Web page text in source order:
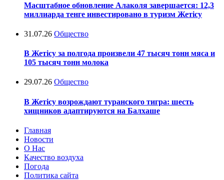
Масштабное обновление Алаколя завершается: 12,3
миллиарда тенге инвестировано в туризм Жетісу
31.07.26 Общество
В Жетісу за полгода произвели 47 тысяч тонн мяса и
105 тысяч тонн молока
29.07.26 Общество
В Жетісу возрождают туранского тигра: шесть
хищников адаптируются на Балхаше
Главная
Новости
О Нас
Качество воздуха
Погода
Политика сайта